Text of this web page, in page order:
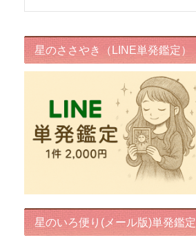
星のささやき（LINE単発鑑定）
星のいろ便り(メール版)単発鑑定